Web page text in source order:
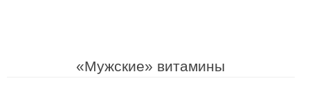
«Мужские» витамины